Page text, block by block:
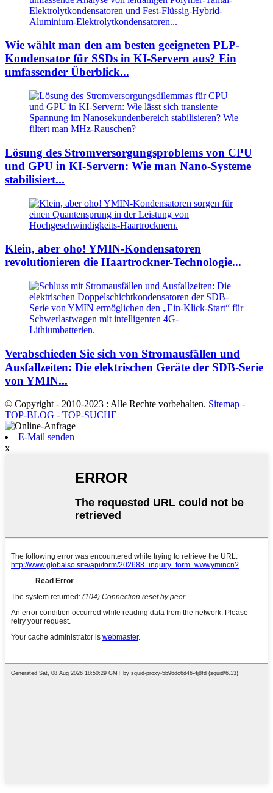
Wie wählt man den am besten geeigneten PLP-
Kondensator für SSDs in KI-Servern aus? Ein
umfassender Überblick...
Lösung des Stromversorgungsproblems von CPU
und GPU in KI-Servern: Wie man Nano-Systeme
stabilisiert...
Klein, aber oho! YMIN-Kondensatoren
revolutionieren die Haartrockner-Technologie...
Verabschieden Sie sich von Stromausfällen und
Ausfallzeiten: Die elektrischen Geräte der SDB-Serie
von YMIN...
© Copyright - 2010-2023 : Alle Rechte vorbehalten. Sitemap -
TOP-BLOG - TOP-SUCHE
E-Mail senden
x